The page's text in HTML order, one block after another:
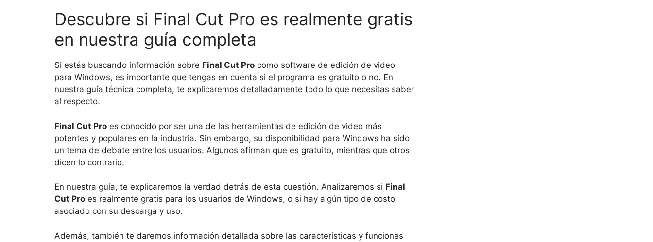
Descubre si Final Cut Pro es realmente gratis
en nuestra guía completa
Si estás buscando información sobre Final Cut Pro como software de edición de video
para Windows, es importante que tengas en cuenta si el programa es gratuito o no. En
nuestra guía técnica completa, te explicaremos detalladamente todo lo que necesitas saber
al respecto.
Final Cut Pro es conocido por ser una de las herramientas de edición de video más
potentes y populares en la industria. Sin embargo, su disponibilidad para Windows ha sido
un tema de debate entre los usuarios. Algunos afirman que es gratuito, mientras que otros
dicen lo contrario.
En nuestra guía, te explicaremos la verdad detrás de esta cuestión. Analizaremos si Final
Cut Pro es realmente gratis para los usuarios de Windows, o si hay algún tipo de costo
asociado con su descarga y uso.
Además, también te daremos información detallada sobre las características y funciones